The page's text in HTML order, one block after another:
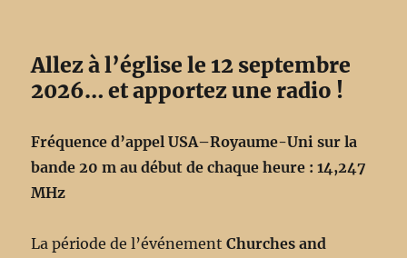
Allez à l’église le 12 septembre
2026… et apportez une radio !
Fréquence d’appel USA–Royaume-Uni sur la
bande 20 m au début de chaque heure : 14,247
MHz
La période de l’événementChurches and